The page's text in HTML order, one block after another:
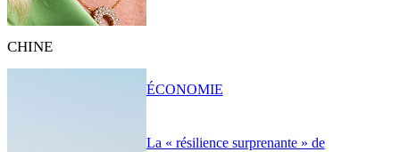
CHINE
La « résilience surprenante » de
ÉCONOMIE